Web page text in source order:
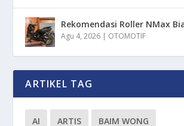
Rekomendasi Roller NMax
Agu 4, 2026 | OTOMOTIF
ARTIKEL TAG
AI ARTIS BAIM WONG